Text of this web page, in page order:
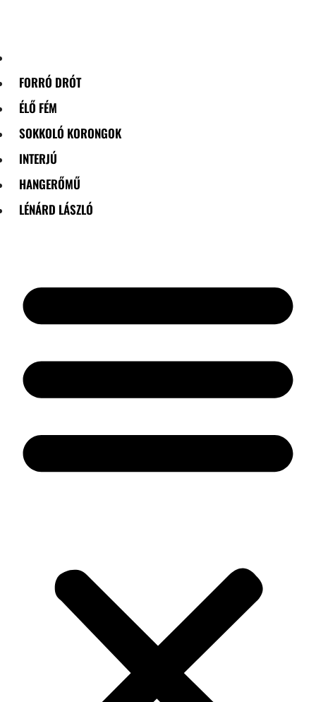
FORRÓ DRÓT
ÉLŐ FÉM
SOKKOLÓ KORONGOK
INTERJÚ
HANGERŐMŰ
LÉNÁRD LÁSZLÓ